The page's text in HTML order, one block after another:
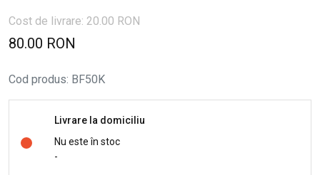
Cost de livrare: 20.00 RON
80.00 RON
Cod produs: BF50K
Livrare la domiciliu
Nu este în stoc
-